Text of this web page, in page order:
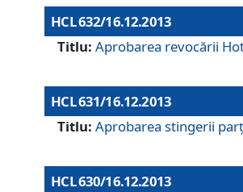
HCL 632/16.12.2013
Titlu: Aprobarea revocării
HCL 631/16.12.2013
Titlu: Aprobarea stingerii
HCL 630/16.12.2013